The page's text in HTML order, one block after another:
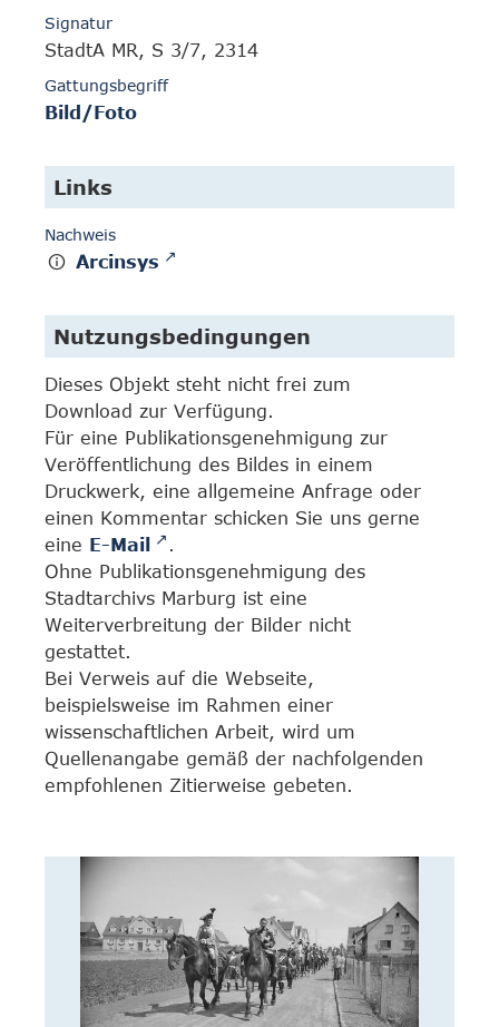
Signatur
StadtA MR, S 3/7, 2314
Gattungsbegriff
Bild/Foto
Links
Nachweis
Arcinsys
Nutzungsbedingungen
Dieses Objekt steht nicht frei zum
Download zur Verfügung.
Für eine Publikationsgenehmigung zur
Veröffentlichung des Bildes in einem
Druckwerk, eine allgemeine Anfrage oder
einen Kommentar schicken Sie uns gerne
eine E-Mail
.
Ohne Publikationsgenehmigung des
Stadtarchivs Marburg ist eine
Weiterverbreitung der Bilder nicht
gestattet.
Bei Verweis auf die Webseite,
beispielsweise im Rahmen einer
wissenschaftlichen Arbeit, wird um
Quellenangabe gemäß der nachfolgenden
empfohlenen Zitierweise gebeten.